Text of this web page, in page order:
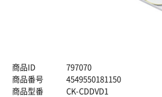
商品ID
797070
商品番号
4549550181150
商品型番
CK-CDDVD1